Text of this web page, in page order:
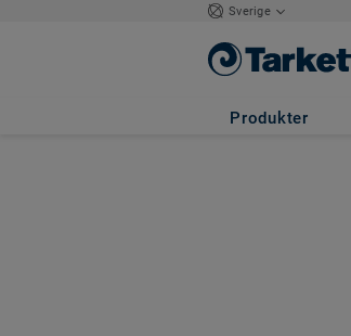
Sverige
Produkter